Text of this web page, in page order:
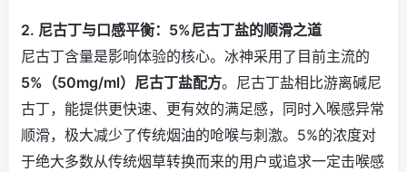
2. 尼古丁与口感平衡：5%尼古丁盐的顺滑之道
尼古丁含量是影响体验的核心。冰神采用了目前主流的
5%（50mg/ml）尼古丁盐配方。尼古丁盐相比游离碱尼
古丁，能提供更快速、更有效的满足感，同时入喉感异常
顺滑，极大减少了传统烟油的呛喉与刺激。5%的浓度对
于绝大多数从传统烟草转换而来的用户或追求一定击喉感